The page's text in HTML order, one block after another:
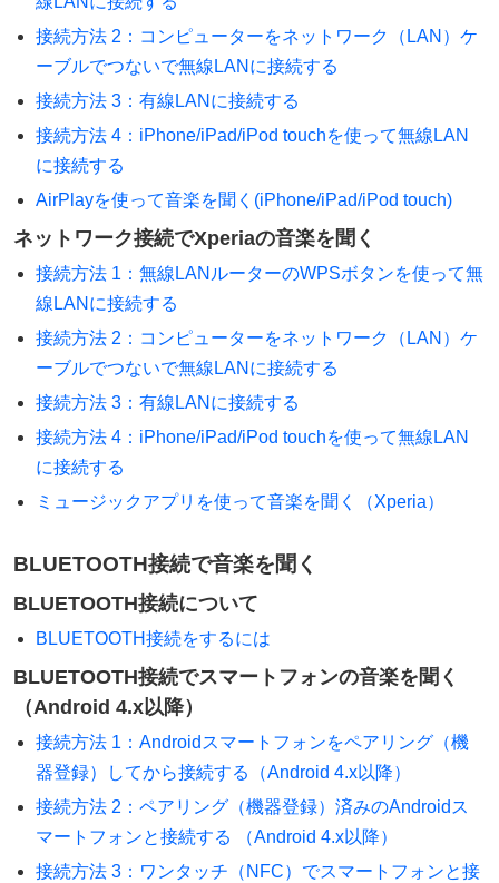
接続方法 2：コンピューターをネットワーク（LAN）ケ
ーブルでつないで無線LANに接続する
接続方法 3：有線LANに接続する
接続方法 4：iPhone/iPad/iPod touchを使って無線LAN
に接続する
AirPlayを使って音楽を聞く(iPhone/iPad/iPod touch)
ネットワーク接続でXperiaの音楽を聞く
接続方法 1：無線LANルーターのWPSボタンを使って無
線LANに接続する
接続方法 2：コンピューターをネットワーク（LAN）ケ
ーブルでつないで無線LANに接続する
接続方法 3：有線LANに接続する
接続方法 4：iPhone/iPad/iPod touchを使って無線LAN
に接続する
ミュージックアプリを使って音楽を聞く（Xperia）
BLUETOOTH接続で音楽を聞く
BLUETOOTH接続について
BLUETOOTH接続をするには
BLUETOOTH接続でスマートフォンの音楽を聞く
（Android 4.x以降）
接続方法 1：Androidスマートフォンをペアリング（機
器登録）してから接続する（Android 4.x以降）
接続方法 2：ペアリング（機器登録）済みのAndroidス
マートフォンと接続する （Android 4.x以降）
接続方法 3：ワンタッチ（NFC）でスマートフォンと接